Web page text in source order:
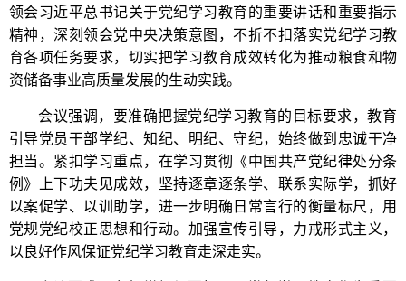
领会习近平总书记关于党纪学习教育的重要讲话和重要指示
精神，深刻领会党中央决策意图，不折不扣落实党纪学习教
育各项任务要求，切实把学习教育成效转化为推动粮食和物
资储备事业高质量发展的生动实践。
会议强调，要准确把握党纪学习教育的目标要求，教育
引导党员干部学纪、知纪、明纪、守纪，始终做到忠诚干净
担当。紧扣学习重点，在学习贯彻《中国共产党纪律处分条
例》上下功夫见成效，坚持逐章逐条学、联系实际学，抓好
以案促学、以训助学，进一步明确日常言行的衡量标尺，用
党规党纪校正思想和行动。加强宣传引导，力戒形式主义，
以良好作风保证党纪学习教育走深走实。